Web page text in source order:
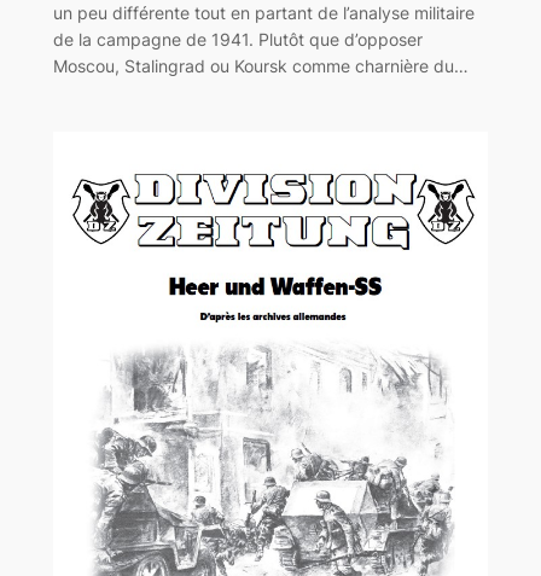
un peu différente tout en partant de l’analyse militaire
de la campagne de 1941. Plutôt que d’opposer
Moscou, Stalingrad ou Koursk comme charnière du…